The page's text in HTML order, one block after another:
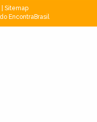
Sitemap
EncontraBrasil